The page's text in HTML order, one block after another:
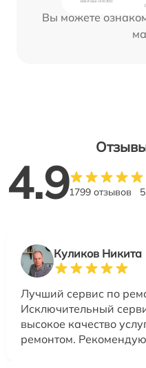
Вы можете
4.91799 отзывов
Куликов Никита
Лучший сервис по
Исключительный
высокое качество
ремонтом.